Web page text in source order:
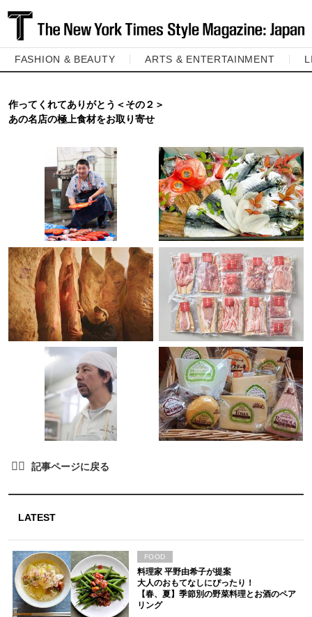
FASHION & BEAUTY ARTS & ENTERTAINMENT
作ってくれてありがとう＜その２＞
あの名店の極上食材をお取り寄せ
LATEST
料理家 平野由希子が提案
大人のおもてなしにぴったり！
【春、夏】季節別の野菜料理とお酒のペア
リング
FOOD